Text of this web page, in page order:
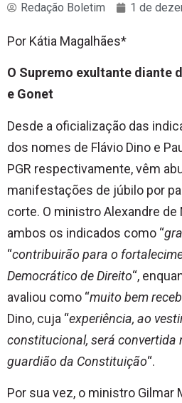
Redação Boletim 1 de
Por Kátia Magalhães*
O Supremo exultante diante
e Gonet
Desde a oficialização das
dos nomes de Flávio Dino e
PGR respectivamente, vêm
manifestações de júbilo por
corte. O ministro Alexandre
ambos os indicados como “
“contribuirão para o
Democrático de Direito“,
avaliou como “muito bem
Dino, cuja “experiência, ao
constitucional, será convertida
guardião da Constituição“.
Por sua vez, o ministro Gilmar